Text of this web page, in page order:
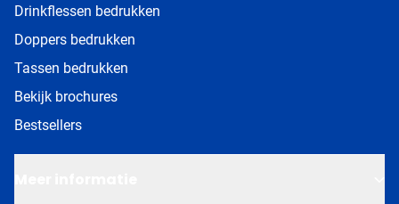
Drinkflessen bedrukken
Doppers bedrukken
Tassen bedrukken
Bekijk brochures
Bestsellers